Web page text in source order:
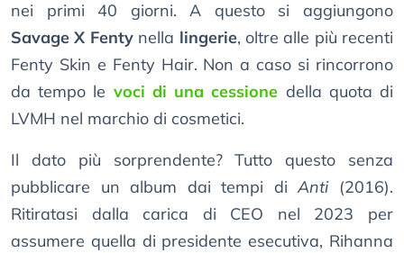
nei primi 40 giorni. A questo si aggiungono
Savage X Fentynella lingerie, oltre alle più recenti
Fenty Skin e Fenty Hair. Non a caso si rincorrono
da tempo le voci di una cessione della quota di
LVMH nel marchio di cosmetici.
Il dato più sorprendente? Tutto questo senza
pubblicare un album dai tempi diAnti(2016).
Ritiratasi dalla carica di CEO nel 2023 per
assumere quella di presidente esecutiva, Rihanna